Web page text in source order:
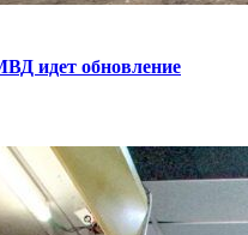
идет обновление